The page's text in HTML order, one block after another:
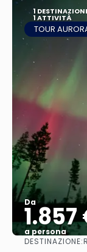
1
1 ATTIVITÀ
TOUR
Da
1.857
a persona
DESTINAZIONE: